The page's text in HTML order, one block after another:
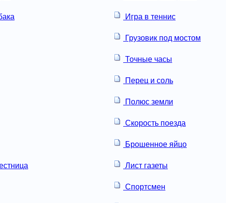
Игра в теннис
Грузовик под мостом
Точные часы
Перец и соль
Полюс земли
Скорость поезда
Брошенное яйцо
Лист газеты
Спортсмен